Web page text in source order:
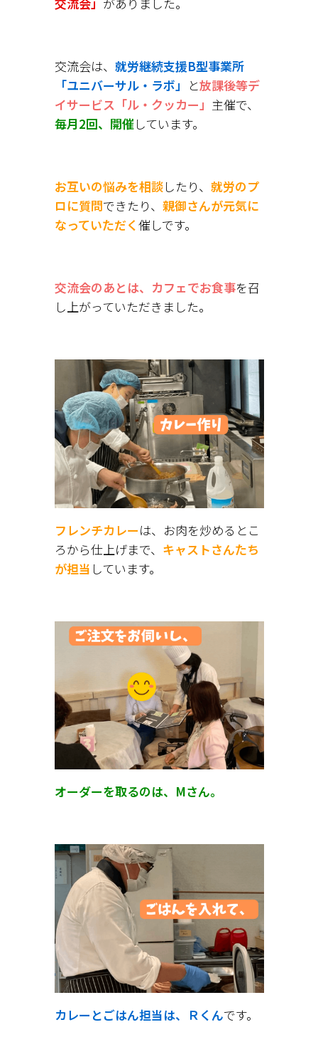
交流会は、 就労継続支援B型事業所
「ユニバーサル・ラボ」 と放課後等デ
イサービス「ル・クッカー」 主催で、
毎月2回、開催しています。
お互いの悩みを相談したり、 就労のプ
ロに質問できたり、 親御さんが元気に
なっていただく催しです。
交流会のあとは、カフェでお食事を召
し上がっていただきました。
フレンチカレーは、お肉を炒めるとこ
ろから仕上げまで、 キャストさんたち
が担当 しています。
オーダーを取るのは、Мさん。
カレーとごはん担当は、Ｒくんです。